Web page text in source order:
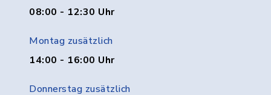
08:00 - 12:30 Uhr
Montag zusätzlich
14:00 - 16:00 Uhr
Donnerstag zusätzlich